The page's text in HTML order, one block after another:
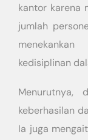
kantor karena
jumlah
kedisiplinan
Menurutnya,
keberhasilan
Ia juga